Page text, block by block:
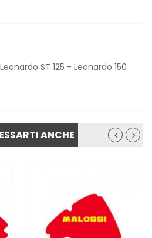
ST 125 - Leonardo 150
ANCHE